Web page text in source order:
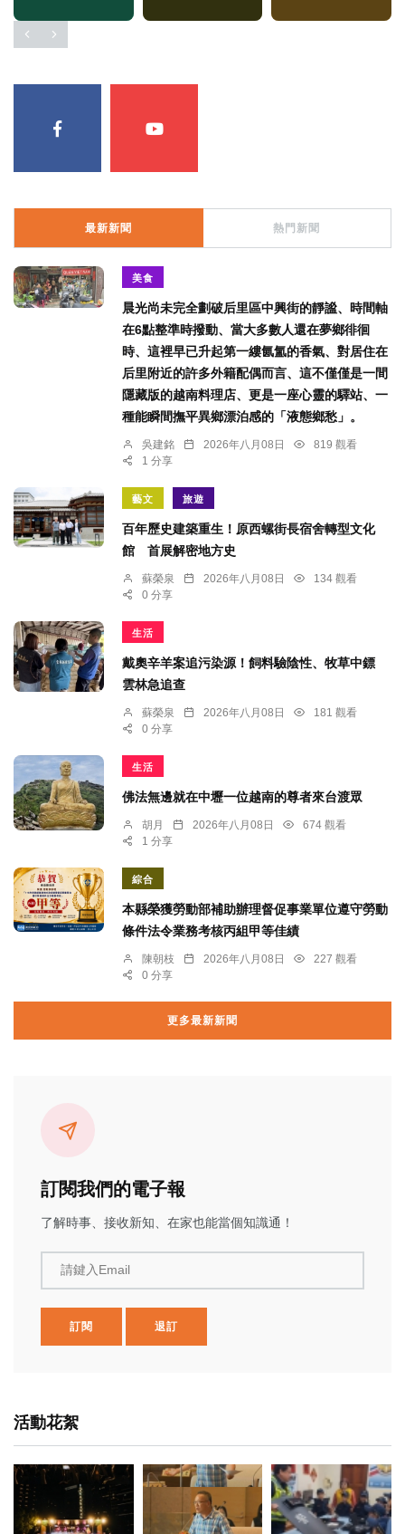
最新新聞 熱門新聞
美食
晨光尚未完全劃破后里區中興街的靜謐、時間軸
在6點整準時撥動、當大多數人還在夢鄉徘徊
時、這裡早已升起第一縷氤氳的香氣、對居住在
后里附近的許多外籍配偶而言、這不僅僅是一間
隱藏版的越南料理店、更是一座心靈的驛站、一
種能瞬間撫平異鄉漂泊感的「液態鄉愁」。
吳建銘 2026年八月08日
819 觀看
1 分享
藝文 旅遊
百年歷史建築重生！原西螺街長宿舍轉型文化
館 首展解密地方史
蘇榮泉 2026年八月08日
134 觀看
0 分享
生活
戴奧辛羊案追污染源！飼料驗陰性、牧草中鏢
雲林急追查
蘇榮泉 2026年八月08日
181 觀看
0 分享
生活
佛法無邊就在中壢一位越南的尊者來台渡眾
胡月 2026年八月08日
674 觀看
1 分享
綜合
本縣榮獲勞動部補助辦理督促事業單位遵守勞動
條件法令業務考核丙組甲等佳績
陳朝枝 2026年八月08日
227 觀看
0 分享
更多最新新聞
訂閱我們的電子報
了解時事、接收新知、在家也能當個知識通！
請鍵入Email
訂閱 退訂
活動花絮